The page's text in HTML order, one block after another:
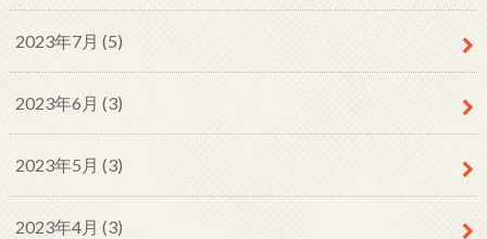
2023年7月 (5)
2023年6月 (3)
2023年5月 (3)
2023年4月 (3)